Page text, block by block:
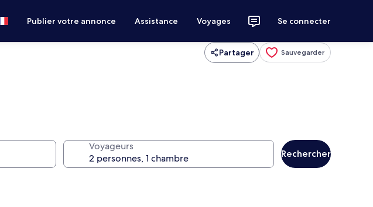
Publier votre annonce Assistance Voyages Se connecter
Partager Sauvegarder
Voyageurs
Rechercher